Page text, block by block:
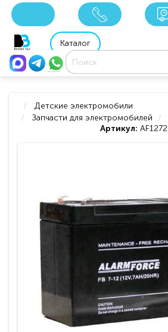
8 800 201 92 06
Каталог
Детские электромобили
Запчасти для электромобилей
Артикул: AF1272